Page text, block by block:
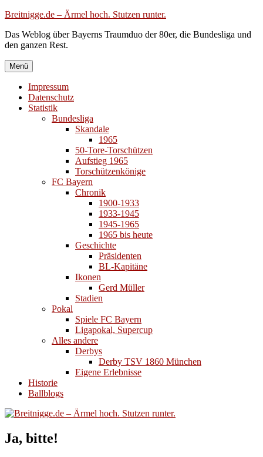
Zum
springen
Breitnigge.de – Ärmel hoch. Stutzen runter.
Das Weblog über Bayerns Traumduo der 80er, die Bundesliga und
den ganzen Rest.
Menü
Impressum
Datenschutz
Statistik
Bundesliga
Skandale
1965
50-Tore-Torschützen
Aufstieg 1965
Torschützenkönige
FC Bayern
Chronik
1900-1933
1933-1945
1945-1965
1965 bis heute
Geschichte
Präsidenten
BL-Kapitäne
Ikonen
Gerd Müller
Stadien
Pokal
Spiele FC Bayern
Ligapokal, Supercup
Alles andere
Derbys
Derby TSV 1860 München
Eigene Erlebnisse
Historie
Ballblogs
Ja, bitte!